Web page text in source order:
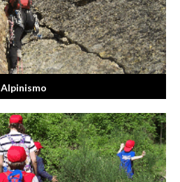
Alpinismo